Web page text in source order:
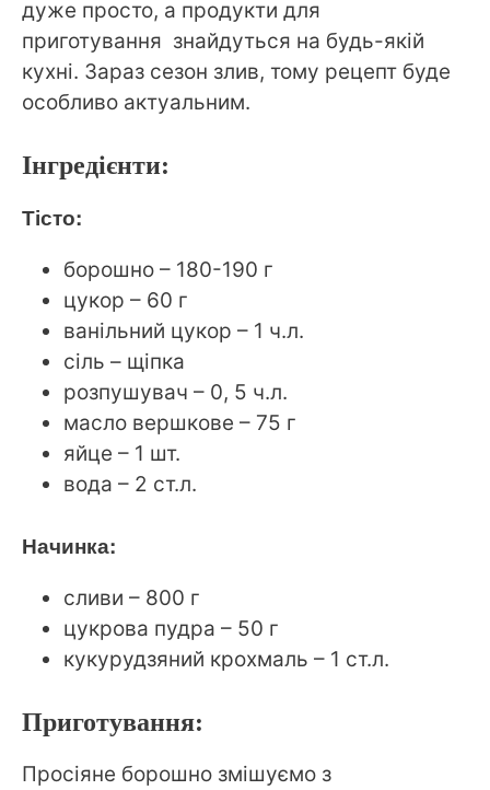
дуже просто, а продукти для
приготування знайдуться на будь-якій
кухні. Зараз сезон злив, тому рецепт буде
особливо актуальним.
Інгредієнти:
Тісто:
борошно – 180-190 г
цукор – 60 г
ванільний цукор – 1 ч.л.
сіль – щіпка
розпушувач – 0, 5 ч.л.
масло вершкове – 75 г
яйце – 1 шт.
вода – 2 ст.л.
Начинка:
сливи – 800 г
цукрова пудра – 50 г
кукурудзяний крохмаль – 1 ст.л.
Приготування:
Просіяне борошно змішуємо з